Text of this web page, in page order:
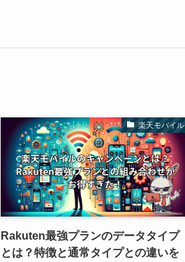
楽天モバイル
Rakuten最強プランのデータタイプ
とは？特徴と通常タイプとの違いを